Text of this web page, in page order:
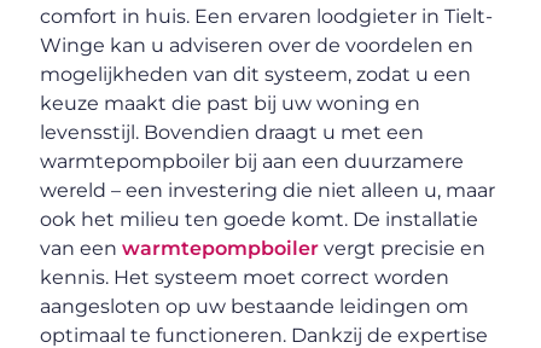
comfort in huis. Een ervaren loodgieter in Tielt-
Winge kan u adviseren over de voordelen en
mogelijkheden van dit systeem, zodat u een
keuze maakt die past bij uw woning en
levensstijl. Bovendien draagt u met een
warmtepompboiler bij aan een duurzamere
wereld – een investering die niet alleen u, maar
ook het milieu ten goede komt. De installatie
van eenwarmtepompboiler vergt precisie en
kennis. Het systeem moet correct worden
aangesloten op uw bestaande leidingen om
optimaal te functioneren. Dankzij de expertise